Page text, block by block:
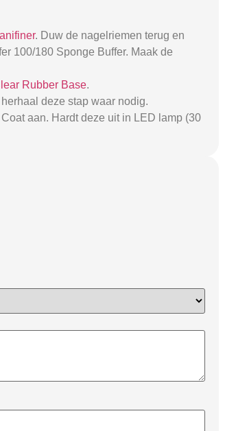
. Duw de nagelriemen terug en
100/180 Sponge Buffer. Maak de
Rubber Base.
deze stap waar nodig.
aan. Hardt deze uit in LED lamp (30